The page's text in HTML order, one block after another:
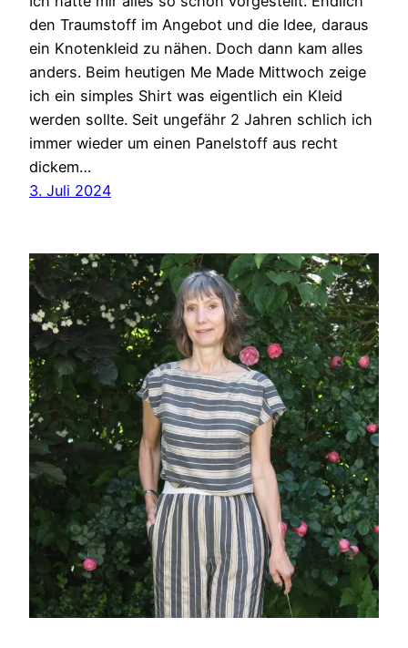
den Traumstoff im Angebot und die Idee, daraus
ein Knotenkleid zu nähen. Doch dann kam alles
anders. Beim heutigen Me Made Mittwoch zeige
ich ein simples Shirt was eigentlich ein Kleid
werden sollte. Seit ungefähr 2 Jahren schlich ich
immer wieder um einen Panelstoff aus recht
dickem…
3. Juli 2024